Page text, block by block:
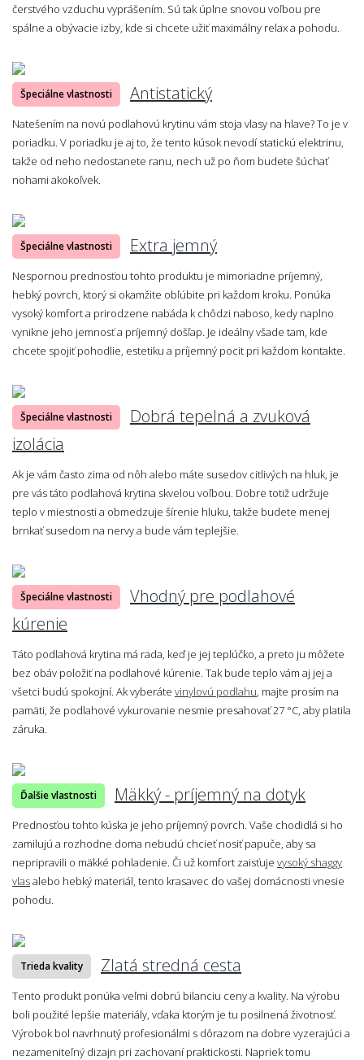
čerstvého vzduchu vyprášením. Sú tak úplne snovou voľbou pre
spálne a obývacie izby, kde si chcete užiť maximálny relax a pohodu.
Špeciálne vlastnosti Antistatický
Natešením na novú podlahovú krytinu vám stoja vlasy na hlave? To je v
poriadku. V poriadku je aj to, že tento kúsok nevodí statickú elektrinu,
takže od neho nedostanete ranu, nech už po ňom budete šúchať
nohami akokoľvek.
Špeciálne vlastnosti Extra jemný
Nespornou prednosťou tohto produktu je mimoriadne príjemný,
hebký povrch, ktorý si okamžite obľúbite pri každom kroku. Ponúka
vysoký komfort a prirodzene nabáda k chôdzi naboso, kedy naplno
vynikne jeho jemnosť a príjemný došľap. Je ideálny všade tam, kde
chcete spojiť pohodlie, estetiku a príjemný pocit pri každom kontakte.
Špeciálne vlastnosti
Dobrá tepelná a zvuková
izolácia
Ak je vám často zima od nôh alebo máte susedov citlivých na hluk, je
pre vás táto podlahová krytina skvelou voľbou. Dobre totiž udržuje
teplo v miestnosti a obmedzuje šírenie hluku, takže budete menej
brnkať susedom na nervy a bude vám teplejšie.
Špeciálne vlastnosti
Vhodný pre podlahové
kúrenie
Táto podlahová krytina má rada, keď je jej teplúčko, a preto ju môžete
bez obáv položiť na podlahové kúrenie. Tak bude teplo vám aj jej a
všetci budú spokojní. Ak vyberáte vinylovú podlahu , majte prosím na
pamäti, že podlahové vykurovanie nesmie presahovať 27 °C, aby platila
záruka.
Ďalšie vlastnosti Mäkký - príjemný na dotyk
Prednosťou tohto kúska je jeho príjemný povrch. Vaše chodidlá si ho
zamilujú a rozhodne doma nebudú chcieť nosiť papuče, aby sa
nepripravili o mäkké pohladenie. Či už komfort zaisťuje vysoký shaggy
vlasalebo hebký materiál, tento krasavec do vašej domácnosti vnesie
pohodu.
Trieda kvality Zlatá stredná cesta
Tento produkt ponúka veľmi dobrú bilanciu ceny a kvality. Na výrobu
boli použité lepšie materiály, vďaka ktorým je tu posilnená životnosť.
Výrobok bol navrhnutý profesionálmi s dôrazom na dobre vyzerajúci a
nezameniteľný dizajn pri zachovaní praktickosti. Napriek tomu